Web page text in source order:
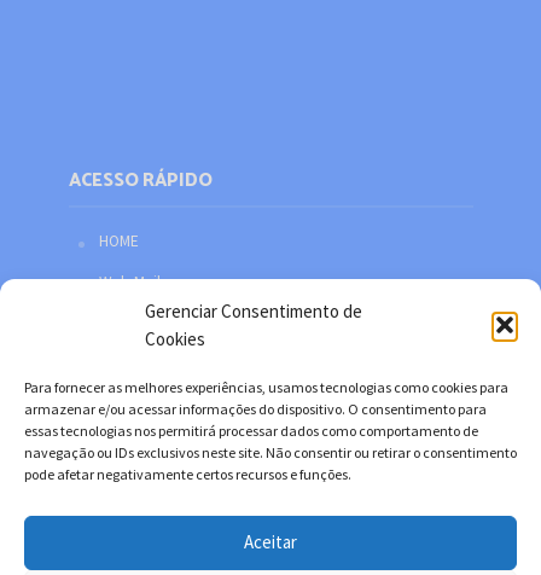
Gerenciar Consentimento de
Cookies
Para fornecer as melhores experiências, usamos tecnologias como cookies para
armazenar e/ou acessar informações do dispositivo. O consentimento para
essas tecnologias nos permitirá processar dados como comportamento de
navegação ou IDs exclusivos neste site. Não consentir ou retirar o consentimento
pode afetar negativamente certos recursos e funções.
Aceitar
ACESSO RÁPIDO
HOME
Web Mail
Política de privacidade
Facebook
Twitter
YouTube
Instagram